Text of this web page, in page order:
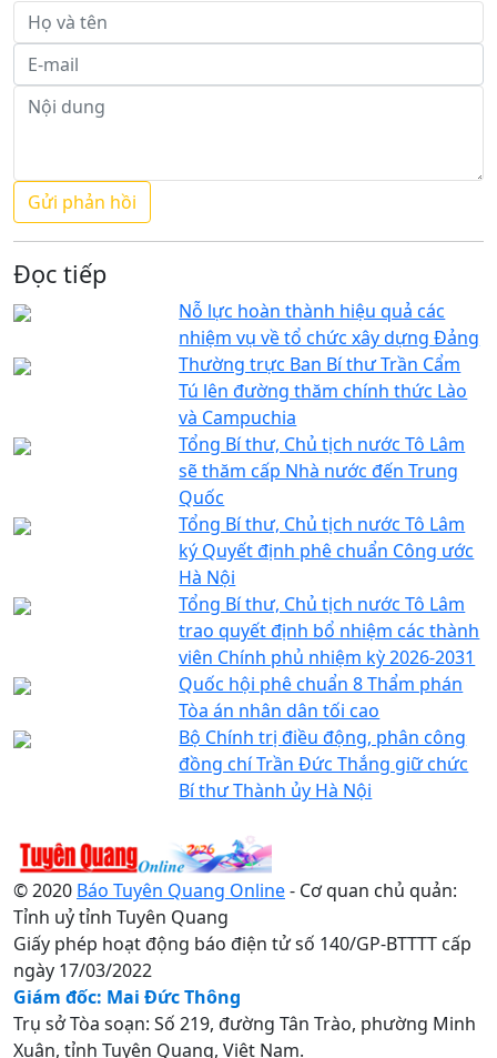
Đọc tiếp
Nỗ lực hoàn thành hiệu quả các
nhiệm vụ về tổ chức xây dựng Đảng
Thường trực Ban Bí thư Trần Cẩm
Tú lên đường thăm chính thức Lào
và Campuchia
Tổng Bí thư, Chủ tịch nước Tô Lâm
sẽ thăm cấp Nhà nước đến Trung
Quốc
Tổng Bí thư, Chủ tịch nước Tô Lâm
ký Quyết định phê chuẩn Công ước
Hà Nội
Tổng Bí thư, Chủ tịch nước Tô Lâm
trao quyết định bổ nhiệm các thành
viên Chính phủ nhiệm kỳ 2026-2031
Quốc hội phê chuẩn 8 Thẩm phán
Tòa án nhân dân tối cao
Bộ Chính trị điều động, phân công
đồng chí Trần Đức Thắng giữ chức
Bí thư Thành ủy Hà Nội
© 2020 Báo Tuyên Quang Online- Cơ quan chủ quản:
Tỉnh uỷ tỉnh Tuyên Quang
Giấy phép hoạt động báo điện tử số 140/GP-BTTTT cấp
ngày 17/03/2022
Giám đốc: Mai Đức Thông
Trụ sở Tòa soạn: Số 219, đường Tân Trào, phường Minh
Xuân, tỉnh Tuyên Quang, Việt Nam.